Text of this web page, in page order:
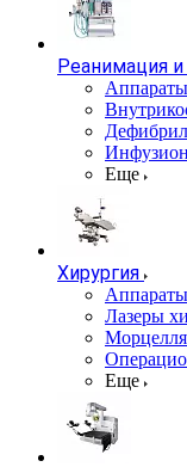
Реанимация и
Еще
Хирургия
Лазеры
Еще